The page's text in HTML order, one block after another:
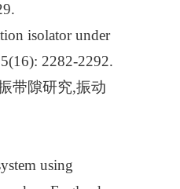
isolator under
2282-2292.
带隙研究,振动
using